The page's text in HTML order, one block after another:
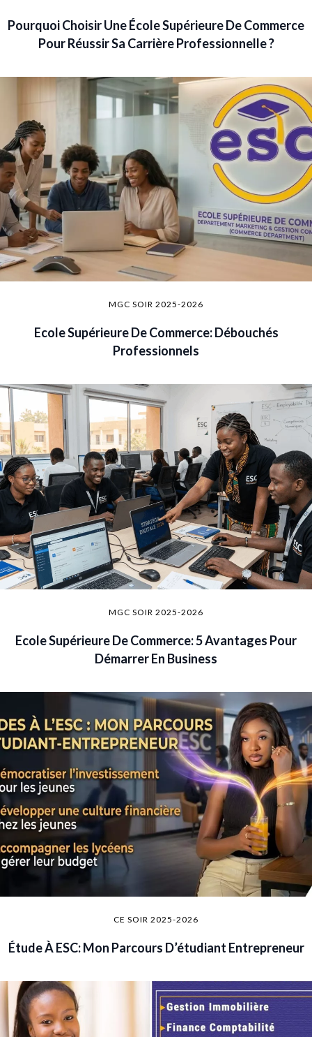
Pourquoi Choisir Une École Supérieure De Commerce
Pour Réussir Sa Carrière Professionnelle ?
MGC SOIR 2025-2026
Ecole Supérieure De Commerce: Débouchés
Professionnels
MGC SOIR 2025-2026
Ecole Supérieure De Commerce: 5 Avantages Pour
Démarrer En Business
CE SOIR 2025-2026
Étude À ESC: Mon Parcours D’étudiant Entrepreneur